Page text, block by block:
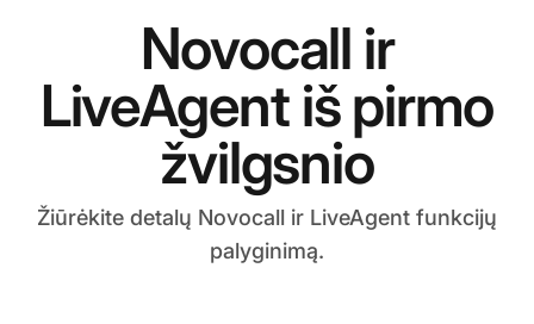
Novocall ir
LiveAgent iš pirmo
žvilgsnio
Žiūrėkite detalų Novocall ir LiveAgent funkcijų
palyginimą.